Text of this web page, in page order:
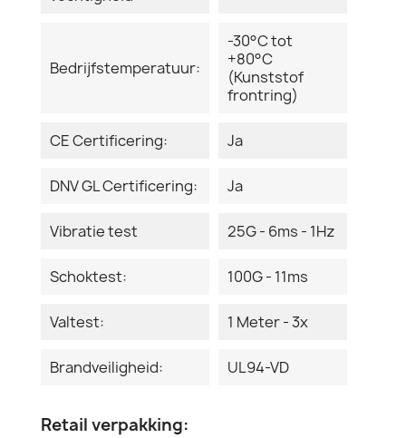
Bedrijfstemperatuur:
-30°C tot
+80°C
(Kunststof
frontring)
CE Certificering: Ja
DNV GL Certificering: Ja
Vibratie test 25G - 6ms - 1Hz
Schoktest: 100G - 11ms
Valtest: 1 Meter - 3x
Brandveiligheid: UL94-VD
Retail verpakking: